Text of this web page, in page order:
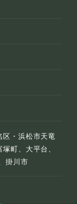
・浜松市天竜
町、大平台、
掛川市